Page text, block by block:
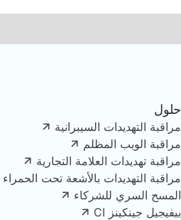
حلول
مراقبة التهديدات السيبرانية
مراقبة الويب المظلم
مراقبة تهديدات العلامة التجارية
مراقبة التهديدات بالأشعة تحت الحمراء
المسح السري للشركاء
بيفيجيل جينكينز CI